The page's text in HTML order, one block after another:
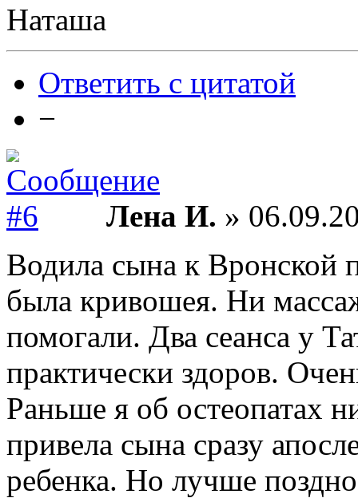
Наташа
Ответить с цитатой
−
Лена И. »
Водила сына к Вронской
была кривошея. Ни
помогали. Два сеанса у
практически здоров.
Раньше я об остеопатах
привела сына сразу
ребенка. Но лучше